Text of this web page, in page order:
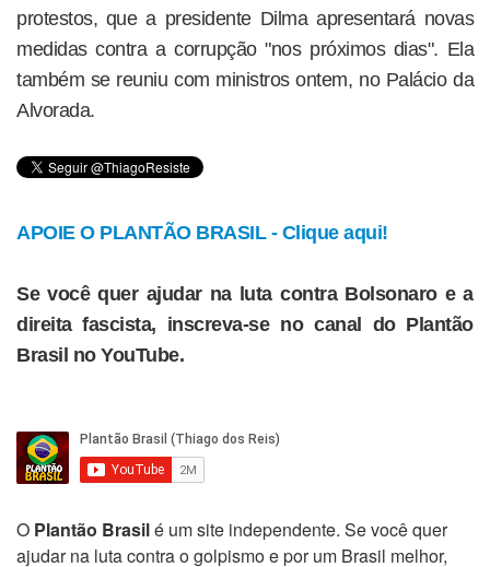
protestos, que a presidente Dilma apresentará novas
medidas contra a corrupção "nos próximos dias". Ela
também se reuniu com ministros ontem, no Palácio da
Alvorada.
APOIE O PLANTÃO BRASIL - Clique aqui!
Se você quer ajudar na luta contra Bolsonaro e a
direita fascista, inscreva-se no canal do Plantão
Brasil no YouTube.
O Plantão Brasilé um site independente. Se você quer
ajudar na luta contra o golpismo e por um Brasil melhor,